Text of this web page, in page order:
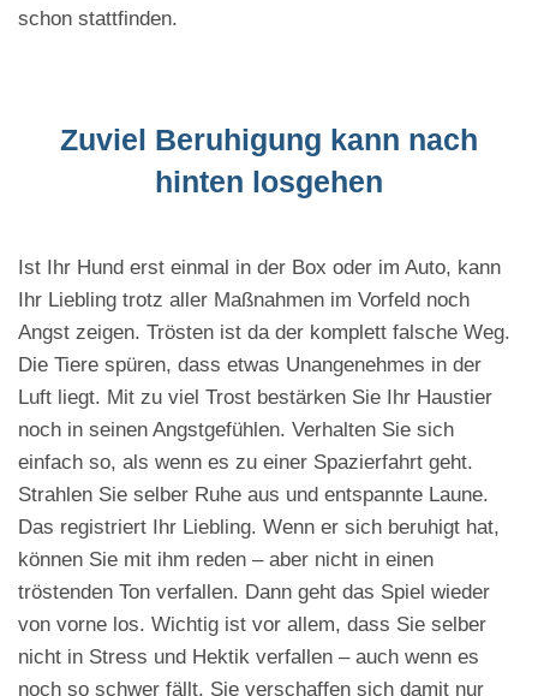
schon stattfinden.
Zuviel Beruhigung kann nach
hinten losgehen
Ist Ihr Hund erst einmal in der Box oder im Auto, kann
Ihr Liebling trotz aller Maßnahmen im Vorfeld noch
Angst zeigen. Trösten ist da der komplett falsche Weg.
Die Tiere spüren, dass etwas Unangenehmes in der
Luft liegt. Mit zu viel Trost bestärken Sie Ihr Haustier
noch in seinen Angstgefühlen. Verhalten Sie sich
einfach so, als wenn es zu einer Spazierfahrt geht.
Strahlen Sie selber Ruhe aus und entspannte Laune.
Das registriert Ihr Liebling. Wenn er sich beruhigt hat,
können Sie mit ihm reden – aber nicht in einen
tröstenden Ton verfallen. Dann geht das Spiel wieder
von vorne los. Wichtig ist vor allem, dass Sie selber
nicht in Stress und Hektik verfallen – auch wenn es
noch so schwer fällt. Sie verschaffen sich damit nur